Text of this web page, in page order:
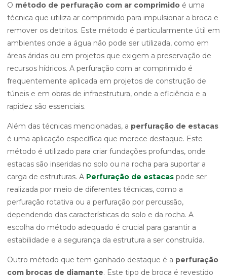
O método de perfuração com ar comprimido é uma
técnica que utiliza ar comprimido para impulsionar a broca e
remover os detritos. Este método é particularmente útil em
ambientes onde a água não pode ser utilizada, como em
áreas áridas ou em projetos que exigem a preservação de
recursos hídricos. A perfuração com ar comprimido é
frequentemente aplicada em projetos de construção de
túneis e em obras de infraestrutura, onde a eficiência e a
rapidez são essenciais.
Além das técnicas mencionadas, a perfuração de estacas
é uma aplicação específica que merece destaque. Este
método é utilizado para criar fundações profundas, onde
estacas são inseridas no solo ou na rocha para suportar a
carga de estruturas. A Perfuração de estacas pode ser
realizada por meio de diferentes técnicas, como a
perfuração rotativa ou a perfuração por percussão,
dependendo das características do solo e da rocha. A
escolha do método adequado é crucial para garantir a
estabilidade e a segurança da estrutura a ser construída.
Outro método que tem ganhado destaque é a perfuração
com brocas de diamante. Este tipo de broca é revestido